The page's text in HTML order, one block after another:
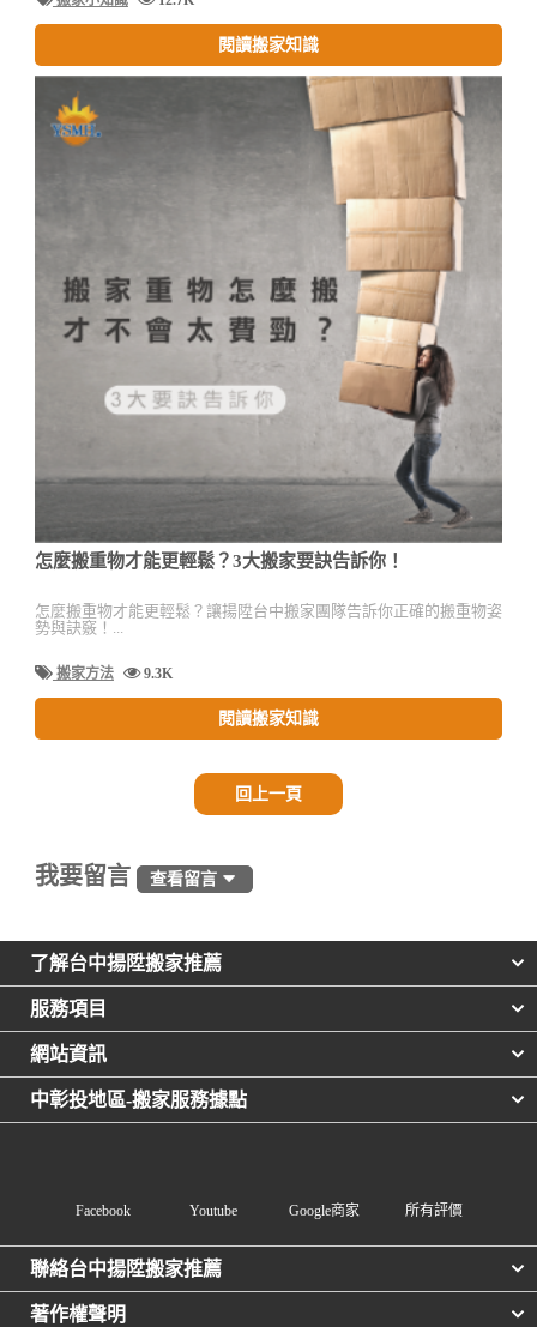
閱讀搬家知識
怎麼搬重物才能更輕鬆？3大搬家要訣告訴你！
怎麼搬重物才能更輕鬆？讓揚陞台中搬家團隊告訴你正確的搬重物姿
勢與訣竅！...
搬家方法 9.3K
閱讀搬家知識
回上一頁
我要留言 查看留言
了解台中揚陞搬家推薦
服務項目
網站資訊
中彰投地區-搬家服務據點
Facebook Youtube Google商家 所有評價
聯絡台中揚陞搬家推薦
著作權聲明